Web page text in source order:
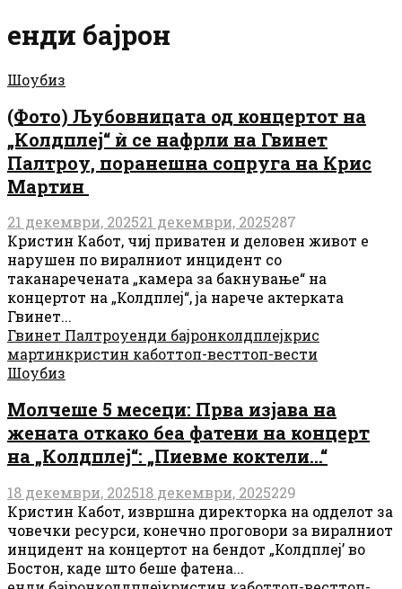
енди бајрон
Шоубиз
(Фото) Љубовницата од концертот на
„Колдплеј“ ѝ се нафрли на Гвинет
Палтроу, поранешна сопруга на Крис
Мартин
21 декември, 202521 декември, 2025287
Кристин Кабот, чиј приватен и деловен живот е
нарушен по виралниот инцидент со
таканаречената „камера за бакнување“ на
концертот на „Колдплеј“, ја нарече актерката
Гвинет...
Гвинет Палтроуенди бајронколдплејкрис
мартинкристин каботтоп-весттоп-вести
Шоубиз
Молчеше 5 месеци: Прва изјава на
жената откако беа фатени на концерт
на „Колдплеј“: „Пиевме коктели…“
18 декември, 202518 декември, 2025229
Кристин Кабот, извршна директорка на одделот за
човечки ресурси, конечно проговори за виралниот
инцидент на концертот на бендот „Колдплеј’ во
Бостон, каде што беше фатена...